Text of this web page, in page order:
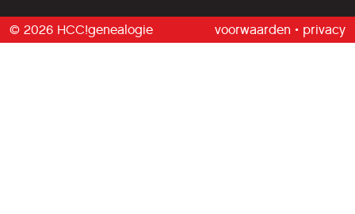
© 2026 HCC!genealogie voorwaarden • privacy